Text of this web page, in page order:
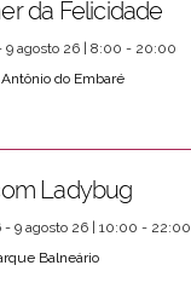
da Felicidade
9 agosto 26 | 8:00 - 20:00
Antônio do Embaré
Ladybug
- 9 agosto 26 | 10:00 - 22:00
Balneário